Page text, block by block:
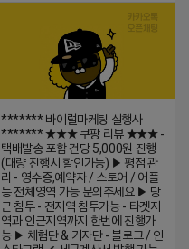
******* 바이럴마케팅 실행사
******* ★★★ 쿠팡 리뷰 ★★★ -
택배발송 포함 건당 5,000원 진행
(대량 진행시 할인가능) ▶ 평점 관
리 - 영수증,예약자 / 스토어 / 어플
등 전체영역 가능 문의주세요 ▶ 당
근 침투 - 전지역 침투가능 - 타겟지
역과 인근지역까지 한번에 진행가
능 ▶ 체험단 & 기자단 - 블로그 / 인